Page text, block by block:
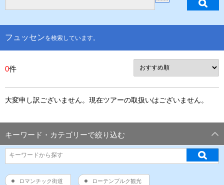
フュッセンを検索しています。
0件
大変申し訳ございません。現在ツアーの取扱いはございません。
キーワード・カテゴリーで絞り込む
ロマンチック街道 ローテンブルク観光